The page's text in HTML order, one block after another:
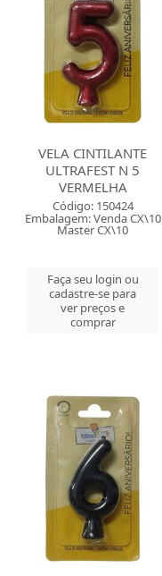
VELA CINTILANTE
ULTRAFEST N 5
VERMELHA
Código: 150424
Embalagem: Venda CX\10
Master CX\10
Faça seu login ou
cadastre-se para
ver preços e
comprar